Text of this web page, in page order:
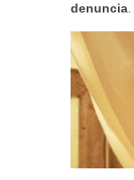
denuncia